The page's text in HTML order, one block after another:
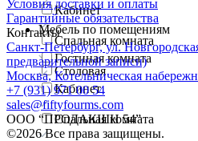
Кабинет
Спальная комната
Столовая
Мебель по помещениям
Гостиная комната
Кабинет
Спальная комната
Условия доставки и оплаты
Гарантийные обязательства
Контакты
Санкт-Петербург, ул.
предварительной записи)
Москва, Котельническая
+7 (931) 971 00 54
sales@fiftyfourms.com
ООО “ПРОДАКШН 54”
©2026 Все права защищены.